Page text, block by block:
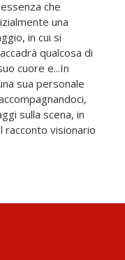
che
una
in cui si
qualcosa di
cuore e...In
sua personale
sulla scena, in
racconto visionario